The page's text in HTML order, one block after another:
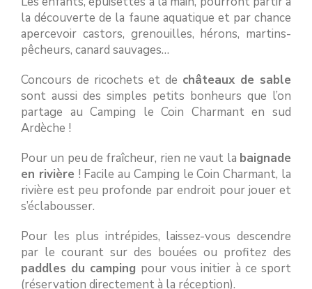
la découverte de la faune aquatique et par chance
apercevoir castors, grenouilles, hérons, martins-
pêcheurs, canard sauvages…
Concours de ricochets et de châteaux de sable
sont aussi des simples petits bonheurs que l’on
partage au Camping le Coin Charmant en sud
Ardèche !
Pour un peu de fraîcheur, rien ne vaut la baignade
en rivière ! Facile au Camping le Coin Charmant, la
rivière est peu profonde par endroit pour jouer et
s’éclabousser.
Pour les plus intrépides, laissez-vous descendre
par le courant sur des bouées ou profitez des
paddles du camping pour vous initier à ce sport
(réservation directement à la réception).